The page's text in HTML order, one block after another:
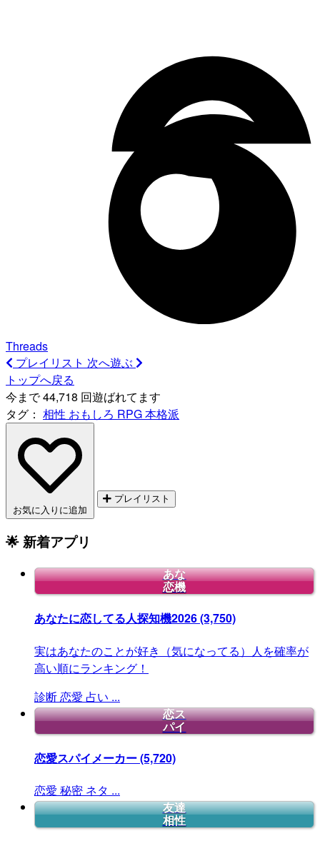
Threads
プレイリスト 次へ遊ぶ
トップへ戻る
今まで 44,718 回遊ばれてます
タグ： 相性 おもしろ RPG本格派
お気に入りに追加
プレイリスト
🌟 新着アプリ
あな
恋機
あなたに恋してる人探知機2026(3,750)
実はあなたのことが好き（気になってる）人を確率が
高い順にランキング！
診断恋愛 占い ...
恋ス
パイ
恋愛スパイメーカー(5,720)
恋愛 秘密 ネタ ...
友達
相性